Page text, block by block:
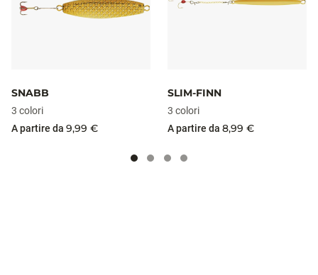
SNABB
3 colori
A partire da 9,99 €
SLIM-FINN
3 colori
A partire da 8,99 €